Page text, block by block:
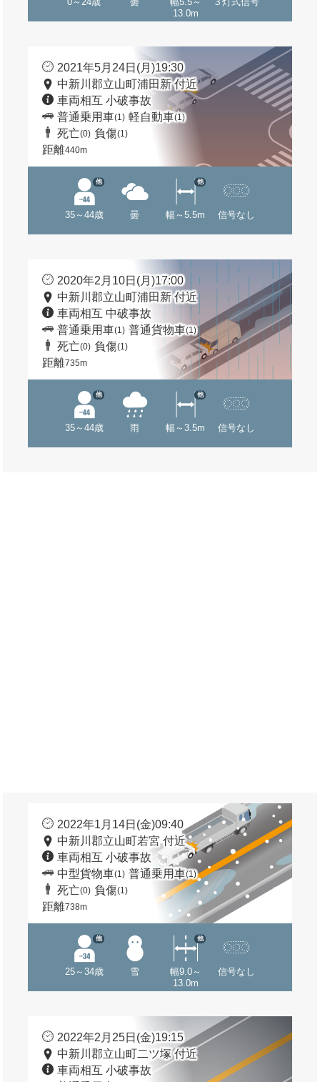
13.0m
2021年5月24日(月)19:30
中新川郡立山町浦田新 付近
車両相互 小破事故
普通乗用車(1) 軽自動車(1)
死亡(0) 負傷(1)
距離440m
35～44歳
他
曇 幅～5.5m
他
信号なし
2020年2月10日(月)17:00
中新川郡立山町浦田新 付近
車両相互 中破事故
普通乗用車(1) 普通貨物車(1)
死亡(0) 負傷(1)
距離735m
35～44歳
他
雨 幅～3.5m
他
信号なし
2022年1月14日(金)09:40
中新川郡立山町若宮 付近
車両相互 小破事故
中型貨物車(1) 普通乗用車(1)
死亡(0) 負傷(1)
距離738m
25～34歳
他
雪
幅9.0～
13.0m
他
信号なし
2022年2月25日(金)19:15
中新川郡立山町二ツ塚 付近
車両相互 小破事故